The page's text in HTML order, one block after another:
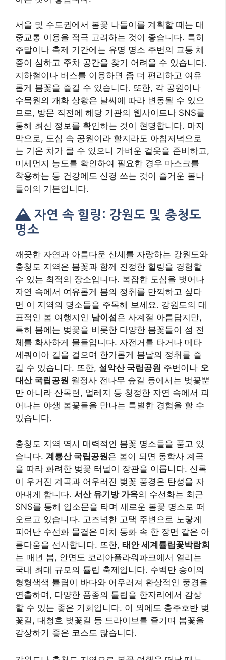
는 기온 차가 클 수 있으니 가벼운 겉옷을 준비하고,
착용하는 등 건강에도 신경 쓰는 것이 즐거운 봄나
들이의 기본입니다.
자연 속 힐링: 강원도 및 충청도
명소
깨끗한 자연과 아름다운 산세를 자랑하는 강원도와
충청도 지역은 봄꽃과 함께 진정한 힐링을 경험할
수 있는 최적의 장소입니다. 복잡한 도심을 벗어나
자연 속에서 여유롭게 봄의 정취를 만끽하고 싶다
면 이 지역의 명소들을 주목해 보세요. 강원도의 대
표적인 봄 여행지인남이섬 은 사계절 아름답지만,
특히 봄에는 벚꽃을 비롯한 다양한 봄꽃들이 섬 전
세쿼이아 길을 걸으며 한가롭게 봄날의 정취를 즐
길 수 있습니다. 또한,설악산 국립공원 주변이나
대산 국립공원
만 아니라 산목련, 얼레지 등 청정한 자연 속에서 피
어나는 야생 봄꽃들을 만나는 특별한 경험을 할 수
있습니다.
충청도 지역 역시 매력적인 봄꽃 명소들을 품고 있
습니다. 계룡산 국립공원 은 봄이 되면 동학사 계곡
을 따라 화려한 벚꽃 터널이 장관을 이룹니다. 신록
이 우거진 계곡과 어우러진 벚꽃 풍경은 탄성을 자
아내게 합니다.서산 유기방 가옥 의 수선화는 최근
SNS를 통해 입소문을 타며 새로운 봄꽃 명소로 떠
오르고 있습니다. 고즈넉한 고택 주변으로 노랗게
피어난 수선화 물결은 마치 동화 속 한 장면 같은 아
름다움을 선사합니다. 또한, 태안 세계튤립꽃박람회
는 매년 봄, 안면도 코리아플라워파크에서 열리는
국내 최대 규모의 튤립 축제입니다. 수백만 송이의
형형색색 튤립이 바다와 어우러져 환상적인 풍경을
연출하며, 다양한 품종의 튤립을 한자리에서 감상
할 수 있는 좋은 기회입니다. 이 외에도 충주호반 벚
꽃길, 대청호 벚꽃길 등 드라이브를 즐기며 봄꽃을
감상하기 좋은 코스도 많습니다.
강원도나 충청도 지역으로 봄꽃 여행을 떠날 때는
자가용을 이용하는 것이 편리할 수 있지만, 대중교
통 접근성이 좋은 명소들도 많으므로 사전에 교통
편을 확인하는 것이 좋습니다. 특히 산간 지역은 아
직 아침저녁으로 쌀쌀할 수 있으니 따뜻한 옷차림
을 준비하고, 등산을 계획한다면 안전 장비와 비상
식량을 챙기는 것이 중요합니다. 또한, 이 지역들은
수도권에 비해 개화 시기가 조금 늦을 수 있으므로,
방문 시기를 조절하거나 현지 개화 정보를 꼼꼼히
확인해야 합니다. 자연 속에서 봄꽃을 감상할 때는
경 보호에 각별히 신경 쓰는 성숙한 자세가 필요합